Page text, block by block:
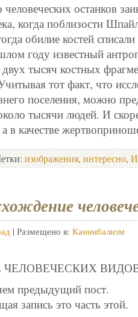
останков
когда поблизости
обилие костей
году известный
тысяч костных
тот факт, что
поселения, можно
тысячи людей. И
в качестве
изображения, интересно,
| Размещено в: Каннибализм
предыдущий пост.
запись это часть этой.